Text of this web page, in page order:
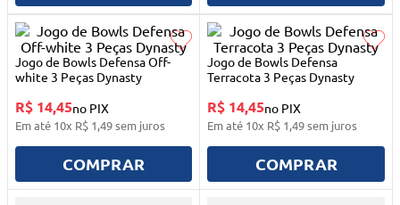
Jogo de Bowls Defensa Off-
white 3 Peças Dynasty
R$ 14,45no PIX
Em até 10x R$ 1,49sem juros
COMPRAR
Jogo de Bowls Defensa
Terracota 3 Peças Dynasty
R$ 14,45no PIX
Em até 10x R$ 1,49sem juros
COMPRAR